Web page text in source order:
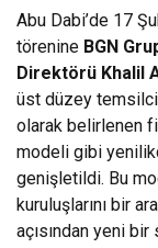
Abu Dabi’de 17
törenine BGN
Direktörü Khalil
üst düzey
olarak belirlenen
modeli gibi
genişletildi. Bu
kuruluşlarını bir
açısından yeni